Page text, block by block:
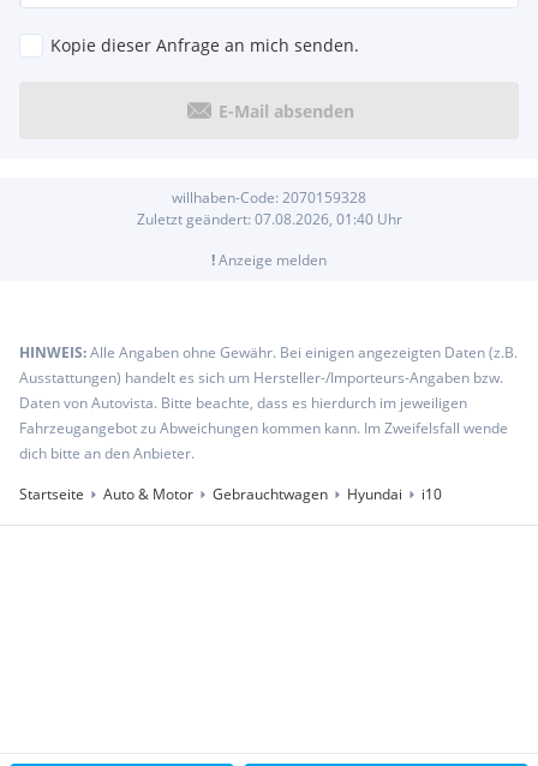
Kopie dieser Anfrage an mich senden.
E-Mail absenden
willhaben-Code: 2070159328
Zuletzt geändert: 07.08.2026, 01:40Uhr
!Anzeige melden
HINWEIS:Alle Angaben ohne Gewähr. Bei einigen angezeigten Daten (z.B.
Ausstattungen) handelt es sich um Hersteller-/Importeurs-Angaben bzw.
Daten von Autovista. Bitte beachte, dass es hierdurch im jeweiligen
Fahrzeugangebot zu Abweichungen kommen kann. Im Zweifelsfall wende
dich bitte an den Anbieter.
Startseite
Auto & Motor Gebrauchtwagen Hyundai i10